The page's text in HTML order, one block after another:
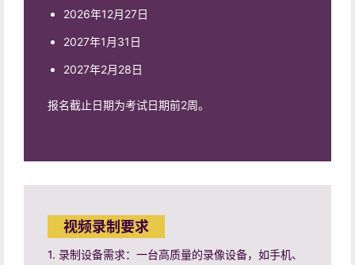
2026年12月27日
2027年1月31日
2027年2月28日
报名截止日期为考试日期前2周。
视频录制要求
1. 录制设备需求：一台高质量的录像设备，如手机、